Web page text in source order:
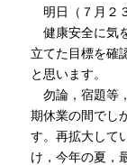
明日（７月２
健康安全に気
立てた目標を確
と思います。
勿論，宿題等
期休業の間でし
す。再拡大して
け，今年の夏，